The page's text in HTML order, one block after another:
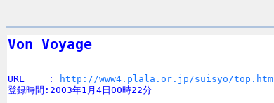
Von Voyage
URL　　 :
http://www4.plala.or.jp/suisyo/top.htm
登録時間:2003年1月4日00時22分